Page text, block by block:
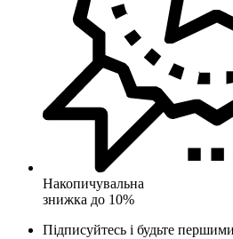
Накопичувальна
знижка до 10%
Підписуйтесь і будьте першими